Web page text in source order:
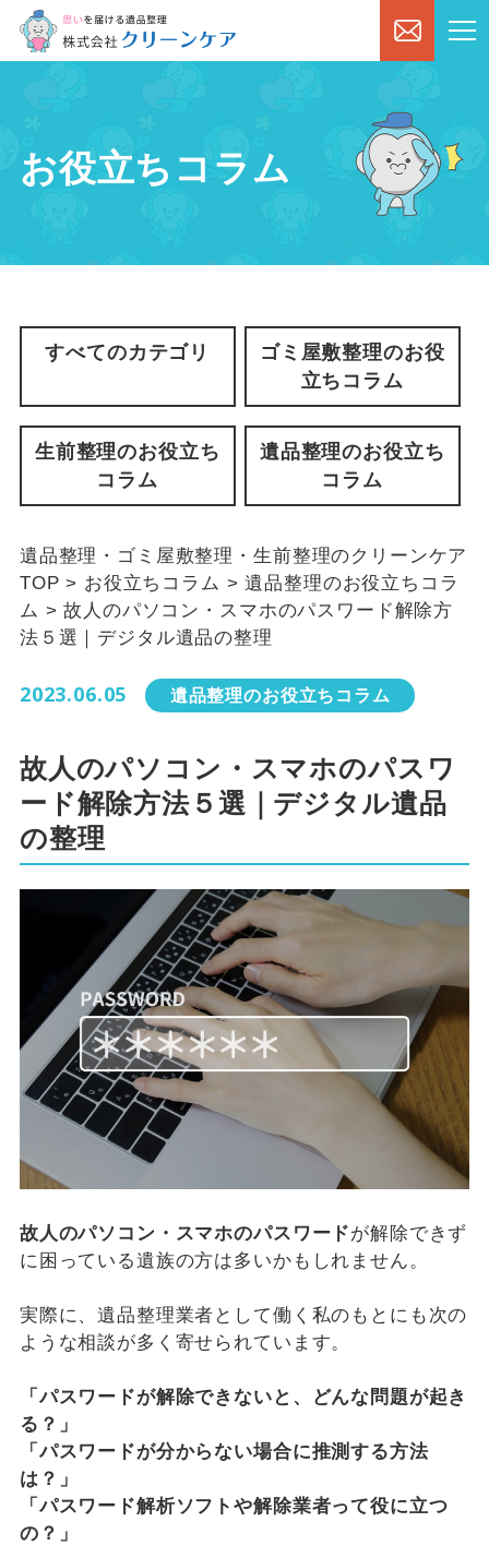
お役立ちコラム
すべてのカテゴリ
ゴミ屋敷整理のお役
立ちコラム
生前整理のお役立ち
コラム
遺品整理のお役立ち
コラム
遺品整理・ゴミ屋敷整理・生前整理のクリーンケア
TOP > お役立ちコラム >遺品整理のお役立ちコラ
ム >故人のパソコン・スマホのパスワード解除方
法５選｜デジタル遺品の整理
2023.06.05 遺品整理のお役立ちコラム
故人のパソコン・スマホのパスワ
ード解除方法５選｜デジタル遺品
の整理
故人のパソコン・スマホのパスワードが解除できず
に困っている遺族の方は多いかもしれません。
実際に、遺品整理業者として働く私のもとにも次の
ような相談が多く寄せられています。
「パスワードが解除できないと、どんな問題が起き
る？」
「パスワードが分からない場合に推測する方法
は？」
「パスワード解析ソフトや解除業者って役に立つ
の？」